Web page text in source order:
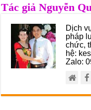
Tác giả Nguyễn
Dịch
pháp
chức,
hệ:
Zalo: